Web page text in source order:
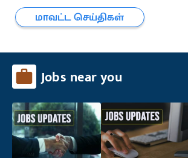
மாவட்ட செய்திகள்
Jobs near you